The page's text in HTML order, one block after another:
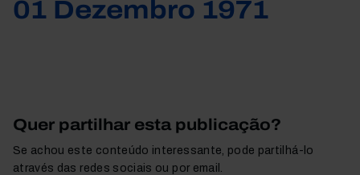
01 Dezembro 1971
Quer partilhar esta publicação?
Se achou este conteúdo interessante, pode partilhá-lo
através das redes sociais ou por email.